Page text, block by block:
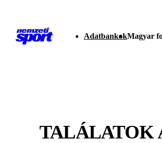
AdatbankokMagyar
TALÁLATOK